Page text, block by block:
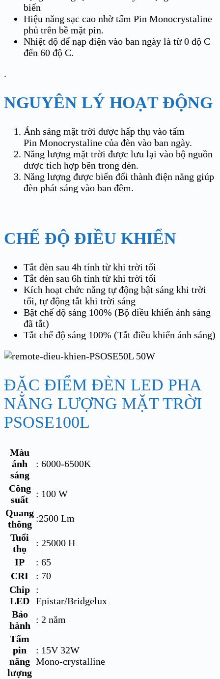
biến
Hiệu năng sạc cao nhờ tấm Pin Monocrystaline
phủ trên bề mặt pin.
Nhiệt độ để nạp điện vào ban ngày là từ 0 độ C
đến 60 độ C.
.
NGUYÊN LÝ HOẠT ĐỘNG
Ánh sáng mặt trời được hấp thụ vào tấm
Pin Monocrystaline của đèn vào ban ngày.
Năng lượng mặt trời được lưu lại vào bộ nguồn
được tích hợp bên trong đèn.
Năng lượng được biến đổi thành điện năng giúp
đèn phát sáng vào ban đêm.
CHẾ ĐỘ ĐIỀU KHIỂN
Tắt đèn sau 4h tính từ khi trời tối
Tắt đèn sau 6h tính từ khi trời tối
Kích hoạt chức năng tự động bật sáng khi trời
tối, tự động tắt khi trời sáng
Bật chế độ sáng 100% (Bộ điều khiển ánh sáng
đã tắt)
Tắt chế độ sáng 100% (Tắt điều khiển ánh sáng)
ĐẶC ĐIỂM ĐÈN LED PHA
NĂNG LƯỢNG MẶT TRỜI
PSOSE100L
Màu
ánh
sáng
: 6000-6500K
Công
suất
: 100 W
Quang
thông
:2500 Lm
Tuổi
thọ
: 25000 H
IP
: 65
CRI
: 70
Chip
LED
:
Epistar/Bridgelux
Bảo
hành
: 2 năm
Tấm
pin
năng
lượng
: 15V 32W
Mono-crystalline